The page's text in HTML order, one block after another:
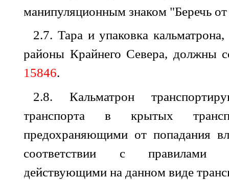
манипуляционным знаком "Беречь от
2.7. Тара и упаковка кальматрона,
районы Крайнего Севера, должны
15846.
2.8. Кальматрон
транспорта
в
крытых
предохраняющими от попадания
соответствии
с
правилами
действующими на данном виде